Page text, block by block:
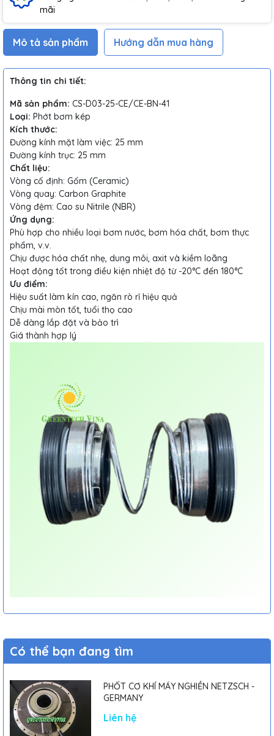
mãi
Mô tả sản phẩm Hướng dẫn mua hàng
Thông tin chi tiết:
Mã sản phẩm: CS-D03-25-CE/CE-BN-41
Loại: Phớt bơm kép
Kích thước:
Đường kính mặt làm việc: 25 mm
Đường kính trục: 25 mm
Chất liệu:
Vòng cố định: Gốm (Ceramic)
Vòng quay: Carbon Graphite
Vòng đệm: Cao su Nitrile (NBR)
Ứng dụng:
Phù hợp cho nhiều loại bơm nước, bơm hóa chất, bơm thực
phẩm, v.v.
Chịu được hóa chất nhẹ, dung môi, axit và kiềm loãng
Hoạt động tốt trong điều kiện nhiệt độ từ -20°C đến 180°C
Ưu điểm:
Hiệu suất làm kín cao, ngăn rò rỉ hiệu quả
Chịu mài mòn tốt, tuổi thọ cao
Dễ dàng lắp đặt và bảo trì
Giá thành hợp lý
Có thể bạn đang tìm
PHỐT CƠ KHÍ MÁY NGHIỀN NETZSCH -
GERMANY
Liên hệ